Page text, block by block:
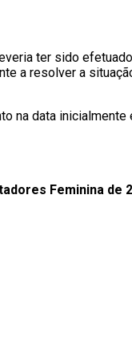
ter sido
a resolver a
na data inicialmente
Feminina de